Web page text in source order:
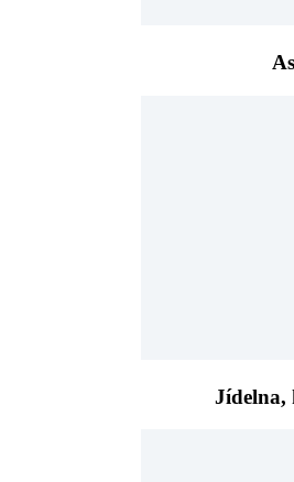
Jídelna,